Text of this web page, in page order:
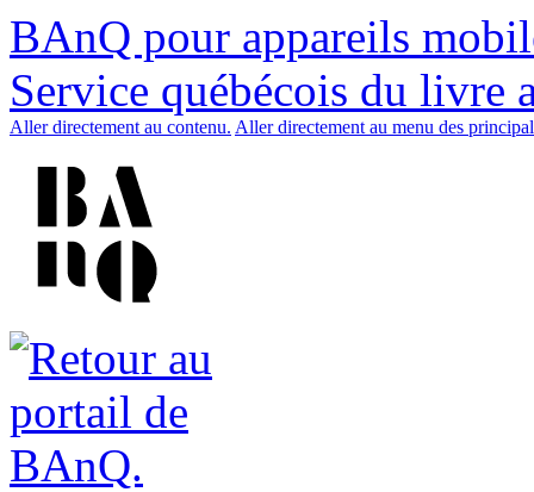
BAnQ pour appareils
Service québécois du livre
Aller directement au contenu. Aller directement au menu des